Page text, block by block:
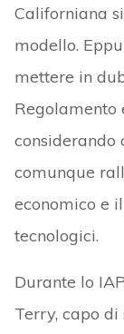
Californiana
modello.
mettere in
Regolamento
considerando
comunque
economico e
tecnologici.
Durante lo
Terry, capo